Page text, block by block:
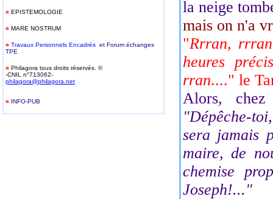
¤ EPISTEMOLOGIE
¤ MARE NOSTRUM
¤ Travaux Personnels Encadrés et Forum échanges
TPE
¤ Philagora tous droits réservés. ©
-CNIL n°713062-
philagora@philagora.net
¤ INFO-PUB
la neige
mais on n'a
"Rrran,
heures
rran...." le
Alors,
"Dépêche-
sera jamais
maire, de
chemise
Joseph!..."